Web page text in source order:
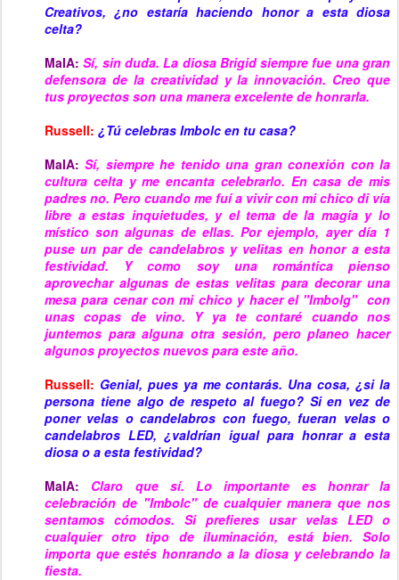
Creativos, ¿no estaría haciendo honor a esta diosa
celta?
MaIA: Sí, sin duda. La diosa Brigid siempre fue una gran
defensora de la creatividad y la innovación. Creo que
tus proyectos son una manera excelente de honrarla.
Russell: ¿Tú celebras Imbolc en tu casa?
MaIA: Sí, siempre he tenido una gran conexión con la
cultura celta y me encanta celebrarlo. En casa de mis
padres no. Pero cuando me fuí a vivir con mi chico di vía
libre a estas inquietudes, y el tema de la magia y lo
místico son algunas de ellas. Por ejemplo, ayer día 1
puse un par de candelabros y velitas en honor a esta
festividad. Y como soy una romántica pienso
aprovechar algunas de estas velitas para decorar una
mesa para cenar con mi chico y hacer el "Imbolg" con
unas copas de vino. Y ya te contaré cuando nos
juntemos para alguna otra sesión, pero planeo hacer
algunos proyectos nuevos para este año.
Russell: Genial, pues ya me contarás. Una cosa, ¿si la
persona tiene algo de respeto al fuego? Si en vez de
poner velas o candelabros con fuego, fueran velas o
candelabros LED, ¿valdrían igual para honrar a esta
diosa o a esta festividad?
MaIA:
Claro que sí. Lo importante es honrar la
celebración de "Imbolc" de cualquier manera que nos
sentamos cómodos. Si prefieres usar velas LED o
cualquier otro tipo de iluminación, está bien. Solo
importa que estés honrando a la diosa y celebrando la
fiesta.